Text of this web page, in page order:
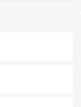
る外せないスポット